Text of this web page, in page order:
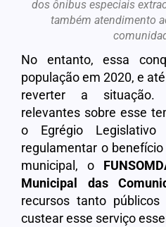
dos ônibus especiais
também atendimento
No entanto, essa
população em 2020, e
reverter a situação.
relevantes sobre esse
o Egrégio
regulamentar o
municipal, o
Municipal das
recursos tanto
custear esse serviço